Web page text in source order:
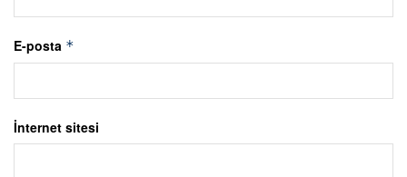
E-posta *
İnternet sitesi